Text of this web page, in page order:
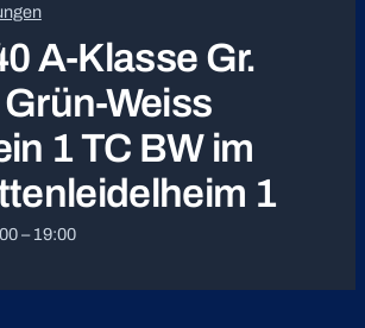
A-Klasse Gr.
Weiss
1 TC BW im
1
–19:00